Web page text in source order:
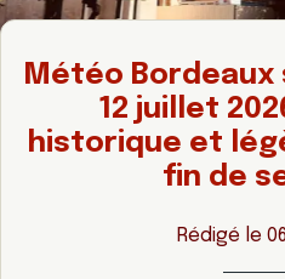
Météo Bordeaux
12 juillet
historique et
fin de
Rédigé le